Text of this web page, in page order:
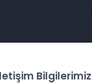
İletişim Bilgilerimiz